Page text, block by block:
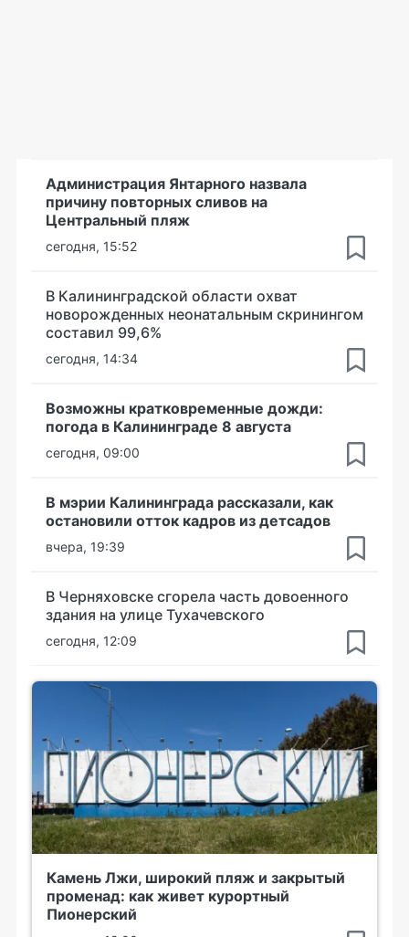
Администрация Янтарного назвала
причину повторных сливов на
Центральный пляж
сегодня, 15:52
В Калининградской области охват
новорожденных неонатальным скринингом
составил 99,6%
сегодня, 14:34
Возможны кратковременные дожди:
погода в Калининграде 8 августа
сегодня, 09:00
В мэрии Калининграда рассказали, как
остановили отток кадров из детсадов
вчера, 19:39
В Черняховске сгорела часть довоенного
здания на улице Тухачевского
сегодня, 12:09
Камень Лжи, широкий пляж и закрытый
променад: как живет курортный
Пионерский